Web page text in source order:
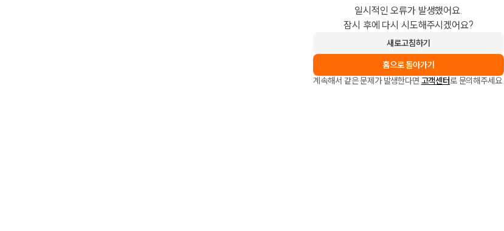
일시적인 오류가 발생했어요.
잠시 후에 다시 시도해주시겠어요?
새로고침하기
홈으로 돌아가기
계속해서 같은 문제가 발생한다면 고객센터로 문의해주세요.